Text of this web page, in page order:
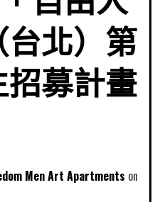
北）第
募計畫
Men Art Apartments